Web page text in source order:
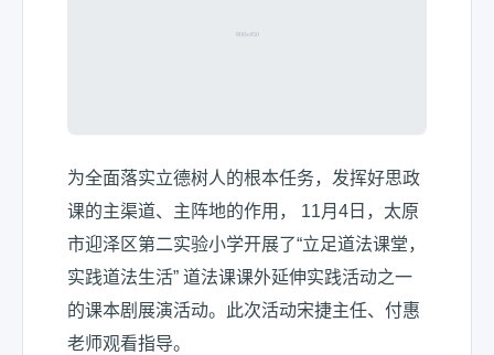
为全面落实立德树人的根本任务，发挥好思政
课的主渠道、主阵地的作用， 11月4日，太原
市迎泽区第二实验小学开展了“立足道法课堂，
实践道法生活” 道法课课外延伸实践活动之一
的课本剧展演活动。此次活动宋捷主任、付惠
老师观看指导。